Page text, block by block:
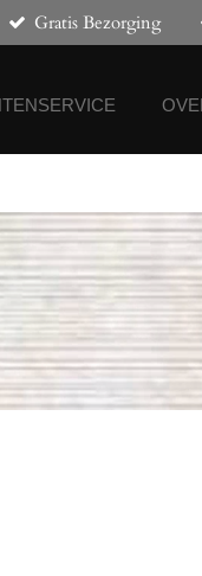
Gratis Bezorging